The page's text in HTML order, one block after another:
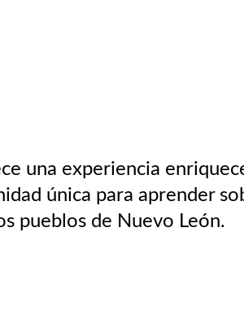
una experiencia
única para aprender
pueblos de Nuevo León.